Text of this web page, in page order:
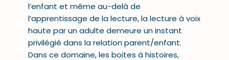
l’enfant et même au-delà de
l’apprentissage de la lecture, la lecture à voix
haute par un adulte demeure un instant
privilégié dans la relation parent/enfant.
Dans ce domaine, les boites à histoires,